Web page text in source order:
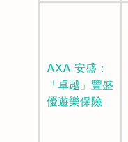
AXA 安盛：
「卓越」豐盛
優遊樂保險